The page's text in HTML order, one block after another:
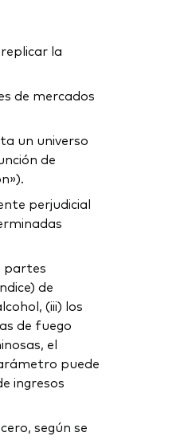
la
de mercados
un universo
de
perjudicial
partes
de
(iii) los
de fuego
el
puede
ingresos
según se